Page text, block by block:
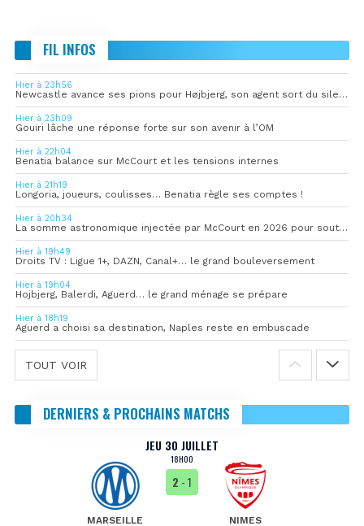
FIL INFOS
Hier à 23h56
Newcastle avance ses pions pour Højbjerg, son agent sort du silence
Hier à 23h09
Gouiri lâche une réponse forte sur son avenir à l’OM
Hier à 22h04
Benatia balance sur McCourt et les tensions internes
Hier à 21h19
Longoria, joueurs, coulisses… Benatia règle ses comptes !
Hier à 20h34
La somme astronomique injectée par McCourt en 2026 pour soutenir l’OM
Hier à 19h49
Droits TV : Ligue 1+, DAZN, Canal+… le grand bouleversement
Hier à 19h04
Hojbjerg, Balerdi, Aguerd… le grand ménage se prépare
Hier à 18h19
Aguerd a choisi sa destination, Naples reste en embuscade
TOUT VOIR
DERNIERS & PROCHAINS MATCHS
JEU 30 JUILLET
18H00
MARSEILLE
2 - 1
NIMES